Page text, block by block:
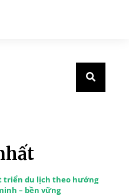
triển du lịch theo hướng
– bền vững